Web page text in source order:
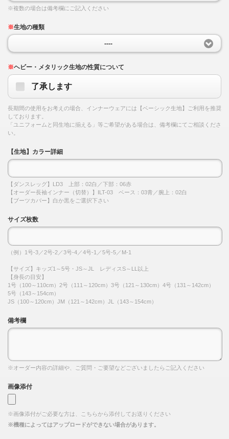
※複数の場合は備考欄にご記入ください
※生地の種類
----
※ヘビー・メタリック生地の性質について
了承します
長期間の使用をお考えの場合、インナーウェアには【ベーシック生地】ご利用を推奨
しております。
「ユニフォームと同生地に揃える」等ご希望がある場合は、備考欄にてご相談くださ
い。
【生地】カラー詳細
【ダンスレッグ】LD3 上部：02白／下部：06赤
【オーダー長袖インナー（切替）】ILT-03 ベース：03青／腕上：02白
【ブーツカバー】白か黒をご選択下さい
サイズ枚数
（例）1号-3／2号-2／3号-4／4号-1／5号-5／M-1
【サイズ】キッズ1～5号・JS～JL レディスS～LL以上
【身長の目安】
1号（100～110cm）2号（111～120cm）3号（121～130cm）4号（131～142cm）
5号（143～154cm）
JS（100～120cm）JM（121～142cm）JL（143～154cm）
備考欄
※オーダー内容の詳細や、ご質問・ご要望などございましたらご記入ください
画像添付
※画像添付がご必要な方は、こちらから添付してお送りください
※機種によってはアップロードができない場合があります。